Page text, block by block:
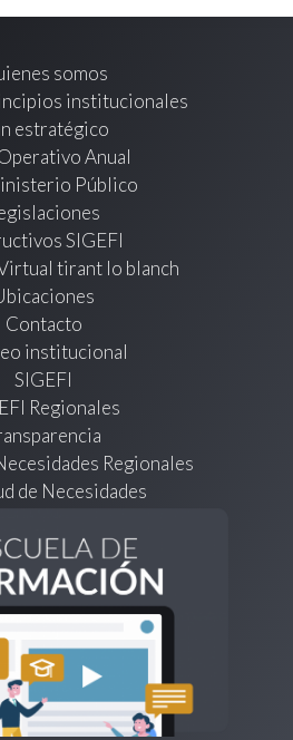
somos
institucionales
estratégico
Anual
Público
SIGEFI
tirant lo blanch
Contacto
institucional
SIGEFI
Regionales
Regionales
de Necesidades